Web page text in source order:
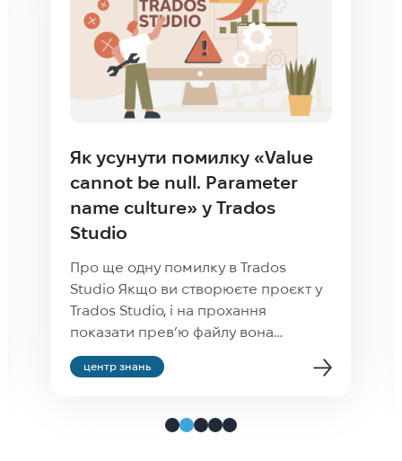
Як усунути помилку «Value
cannot be null. Parameter
name culture» у Trados
Studio
Про ще одну помилку в Trados
Studio Якщо ви створюєте проєкт у
Trados Studio, і на прохання
показати прев’ю файлу вона
закидає, що у вас недостатньо
культурна культура, Value cannot be
звертайте уваги: проєкт створиться
центр знань